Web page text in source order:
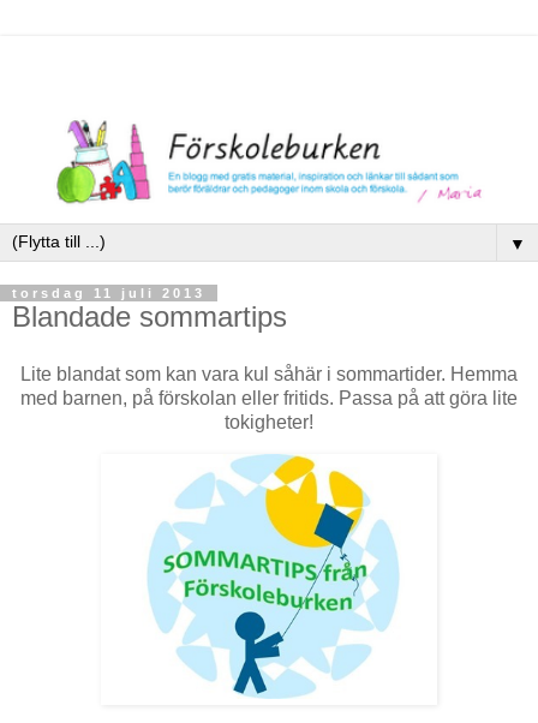
▼
torsdag 11 juli 2013
Blandade sommartips
Lite blandat som kan vara kul såhär i sommartider. Hemma
med barnen, på förskolan eller fritids. Passa på att göra lite
tokigheter!